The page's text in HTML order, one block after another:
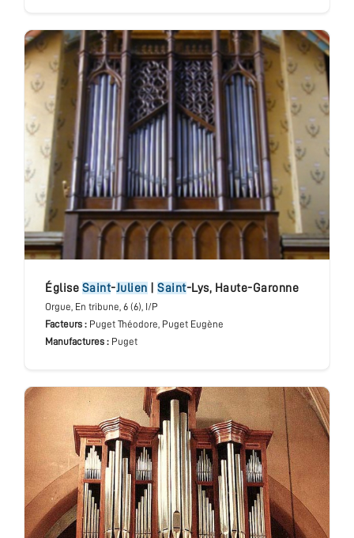
église Saint-Julien Saint-Lys, Haute-Garonne
Orgue, En tribune, 6 (6), I/P
Facteurs : Puget Théodore, Puget Eugène
Manufactures : Puget